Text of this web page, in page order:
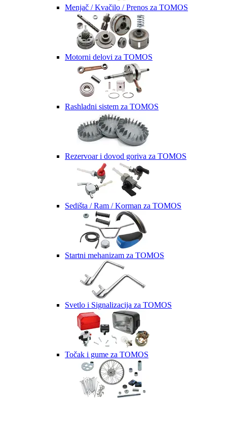
Menjač / Kvačilo / Prenos za TOMOS
Motorni delovi za TOMOS
Rashladni sistem za TOMOS
Rezervoar i dovod goriva za TOMOS
Sedišta / Ram / Korman za TOMOS
Startni mehanizam za TOMOS
Svetlo i Signalizacija za TOMOS
Točak i gume za TOMOS